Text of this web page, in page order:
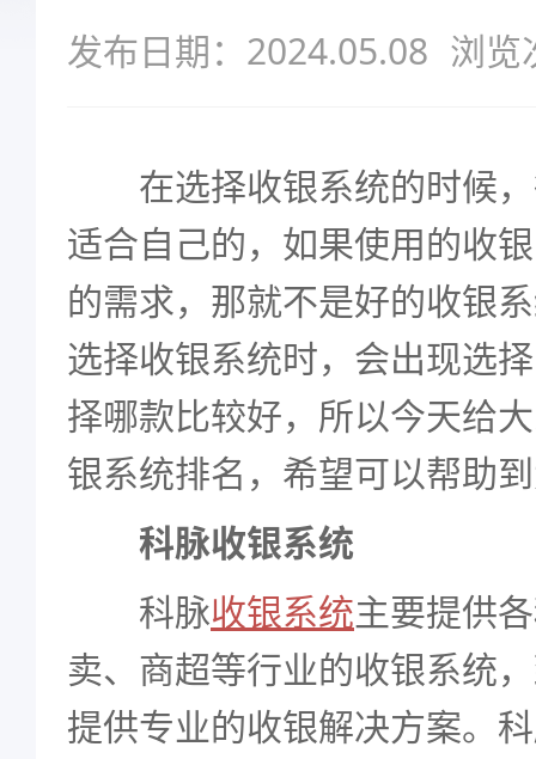
发布日期：2024.05.08 浏览
在选择收银系统的时候，
适合自己的，如果使用的收
的需求，那就不是好的收银
选择收银系统时，会出现选
择哪款比较好，所以今天给
银系统排名，希望可以帮助
科脉收银系统
科脉收银系统主要提供
卖、商超等行业的收银系统
提供专业的收银解决方案。